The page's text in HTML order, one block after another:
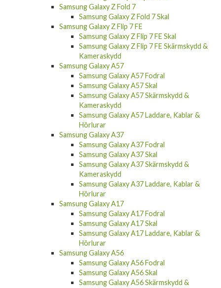
Samsung Galaxy Z Fold 7
Samsung Galaxy Z Fold 7 Skal
Samsung Galaxy Z Flip 7 FE
Samsung Galaxy Z Flip 7 FE Skal
Samsung Galaxy Z Flip 7 FE Skärmskydd &
Kameraskydd
Samsung Galaxy A57
Samsung Galaxy A57 Fodral
Samsung Galaxy A57 Skal
Samsung Galaxy A57 Skärmskydd &
Kameraskydd
Samsung Galaxy A57 Laddare, Kablar &
Hörlurar
Samsung Galaxy A37
Samsung Galaxy A37 Fodral
Samsung Galaxy A37 Skal
Samsung Galaxy A37 Skärmskydd &
Kameraskydd
Samsung Galaxy A37 Laddare, Kablar &
Hörlurar
Samsung Galaxy A17
Samsung Galaxy A17 Fodral
Samsung Galaxy A17 Skal
Samsung Galaxy A17 Laddare, Kablar &
Hörlurar
Samsung Galaxy A56
Samsung Galaxy A56 Fodral
Samsung Galaxy A56 Skal
Samsung Galaxy A56 Skärmskydd &